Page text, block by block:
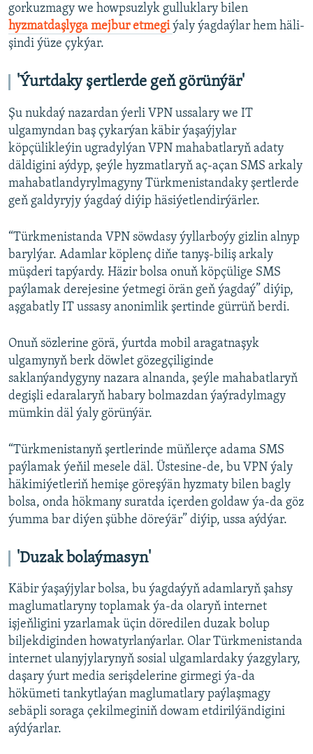
gorkuzmagy we howpsuzlyk gulluklary bilen
hyzmatdaşlyga mejbur etmegi ýaly ýagdaýlar hem häli-
şindi ýüze çykýar.
'Ýurtdaky şertlerde geň görünýär'
Şu nukdaý nazardan ýerli VPN ussalary we IT
ulgamyndan baş çykarýan käbir ýaşaýjylar
köpçülikleýin ugradylýan VPN mahabatlaryň adaty
däldigini aýdyp, şeýle hyzmatlaryň aç-açan SMS arkaly
mahabatlandyrylmagyny Türkmenistandaky şertlerde
geň galdyryjy ýagdaý diýip häsiýetlendirýärler.
“Türkmenistanda VPN söwdasy ýyllarboýy gizlin alnyp
barylýar. Adamlar köplenç diňe tanyş-biliş arkaly
müşderi tapýardy. Häzir bolsa onuň köpçülige SMS
paýlamak derejesine ýetmegi örän geň ýagdaý” diýip,
aşgabatly IT ussasy anonimlik şertinde gürrüň berdi.
Onuň sözlerine görä, ýurtda mobil aragatnaşyk
ulgamynyň berk döwlet gözegçiliginde
saklanýandygyny nazara alnanda, şeýle mahabatlaryň
degişli edaralaryň habary bolmazdan ýaýradylmagy
mümkin däl ýaly görünýär.
“Türkmenistanyň şertlerinde müňlerçe adama SMS
paýlamak ýeňil mesele däl. Üstesine-de, bu VPN ýaly
häkimiýetleriň hemişe göreşýän hyzmaty bilen bagly
bolsa, onda hökmany suratda içerden goldaw ýa-da göz
ýumma bar diýen şübhe döreýär” diýip, ussa aýdýar.
'Duzak bolaýmasyn'
Käbir ýaşaýjylar bolsa, bu ýagdaýyň adamlaryň şahsy
maglumatlaryny toplamak ýa-da olaryň internet
işjeňligini yzarlamak üçin döredilen duzak bolup
biljekdiginden howatyrlanýarlar. Olar Türkmenistanda
internet ulanyjylarynyň sosial ulgamlardaky ýazgylary,
daşary ýurt media serişdelerine girmegi ýa-da
hökümeti tankytlaýan maglumatlary paýlaşmagy
sebäpli soraga çekilmeginiň dowam etdirilýändigini
aýdýarlar.